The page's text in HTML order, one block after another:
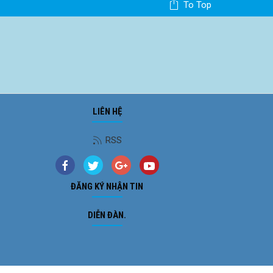
To Top
LIÊN HỆ
RSS
ĐĂNG KÝ NHẬN TIN
DIỄN ĐÀN.